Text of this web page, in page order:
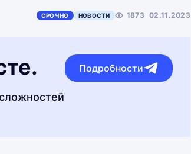
СРОЧНО НОВОСТИ 1873 02.11.2023
Подробности